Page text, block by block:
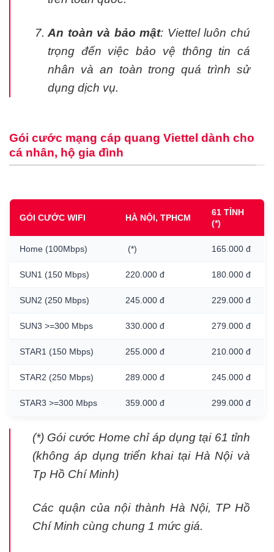
An toàn và bảo mật: Viettel luôn chú
trọng đến việc bảo vệ thông tin cá
nhân và an toàn trong quá trình sử
dụng dịch vụ.
Gói cước mạng cáp quang Viettel dành cho
cá nhân, hộ gia đình
GÓI CƯỚC WIFI HÀ NỘI, TPHCM
61 TỈNH
(*)
Home (100Mbps) (*) 165.000 đ
SUN1 (150 Mbps) 220.000 đ 180.000 đ
SUN2 (250 Mbps) 245.000 đ 229.000 đ
SUN3 >=300 Mbps 330.000 đ 279.000 đ
STAR1 (150 Mbps) 255.000 đ 210.000 đ
STAR2 (250 Mbps) 289.000 đ 245.000 đ
STAR3 >=300 Mbps 359.000 đ 299.000 đ
(*) Gói cước Home chỉ áp dụng tại 61 tỉnh
(không áp dụng triển khai tại Hà Nội và
Tp Hồ Chí Minh)
Các quận của nội thành Hà Nội, TP Hồ
Chí Minh cùng chung 1 mức giá.